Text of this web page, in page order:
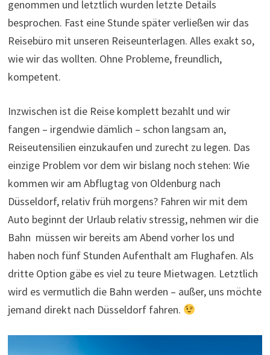
genommen und letztlich wurden letzte Details
besprochen. Fast eine Stunde später verließen wir das
Reisebüro mit unseren Reiseunterlagen. Alles exakt so,
wie wir das wollten. Ohne Probleme, freundlich,
kompetent.
Inzwischen ist die Reise komplett bezahlt und wir
fangen – irgendwie dämlich – schon langsam an,
Reiseutensilien einzukaufen und zurecht zu legen. Das
einzige Problem vor dem wir bislang noch stehen: Wie
kommen wir am Abflugtag von Oldenburg nach
Düsseldorf, relativ früh morgens? Fahren wir mit dem
Auto beginnt der Urlaub relativ stressig, nehmen wir die
Bahn müssen wir bereits am Abend vorher los und
haben noch fünf Stunden Aufenthalt am Flughafen. Als
dritte Option gäbe es viel zu teure Mietwagen. Letztlich
wird es vermutlich die Bahn werden – außer, uns möchte
jemand direkt nach Düsseldorf fahren.